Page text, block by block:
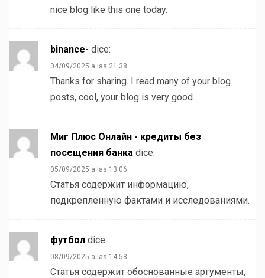
nice blog like this one today.
binance- dice:
04/09/2025 a las 21:38
Thanks for sharing. I read many of your blog
posts, cool, your blog is very good.
Миг Плюс Онлайн - кредиты без
посещения банка dice:
05/09/2025 a las 13:06
Статья содержит информацию,
подкрепленную фактами и исследованиями.
футбол dice:
08/09/2025 a las 14:53
Статья содержит обоснованные аргументы,